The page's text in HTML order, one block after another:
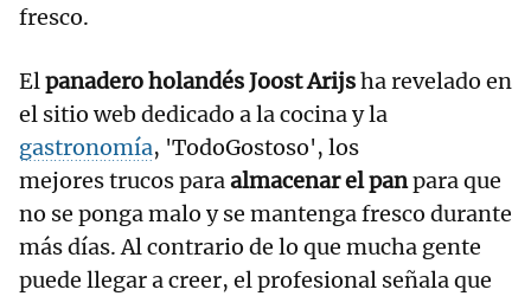
fresco.
Elpanadero holandés Joost Arijsha revelado en
el sitio web dedicado a la cocina y la
gastronomía, 'TodoGostoso', los
mejores trucos paraalmacenar el panpara que
no se ponga malo y se mantenga fresco durante
más días. Al contrario de lo que mucha gente
puede llegar a creer, el profesional señala que